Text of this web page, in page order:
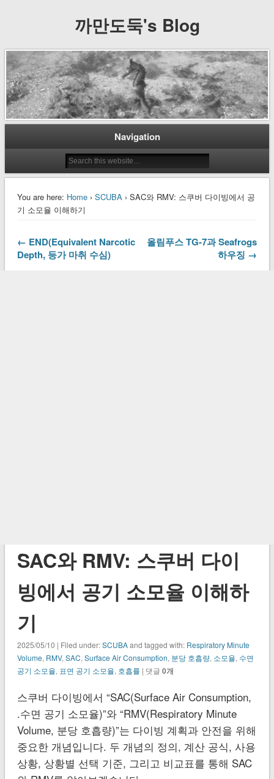
까만도둑's Blog
Navigation
You are here: Home› SCUBA› SAC와 RMV: 스쿠버 다이빙에서 공
기 소모율 이해하기
← END(Equivalent Narcotic
Depth, 등가 마취 수심)
올림푸스 TG-7과 Seafrogs
하우징 →
SAC와 RMV: 스쿠버 다이
빙에서 공기 소모율 이해하
기
2025/05/10 | Filed under:SCUBAand tagged with: Respiratory Minute
Volume, RMV, SAC, Surface Air Consumption, 분당 호흡량, 소모율, 수면
공기 소모율, 표면 공기 소모율, 호흡률 | 댓글 0개
스쿠버 다이빙에서 “SAC(Surface Air Consumption,
.수면 공기 소모율)”와 “RMV(Respiratory Minute
Volume, 분당 호흡량)”는 다이빙 계획과 안전을 위해
중요한 개념입니다. 두 개념의 정의, 계산 공식, 사용
상황, 상황별 선택 기준, 그리고 비교표를 통해 SAC